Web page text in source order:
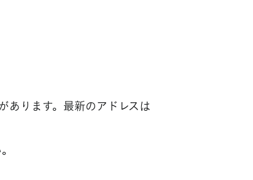
あります。最新のアドレスは